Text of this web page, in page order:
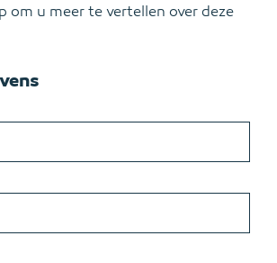
om u meer te vertellen over deze